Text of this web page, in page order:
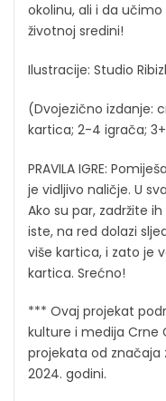
okolinu, ali i da
životnoj sredini!
Ilustracije: Studio
(Dvojezično izdanje:
kartica; 2-4 igrača;
PRAVILA IGRE:
je vidljivo naličje. U
Ako su par, zadržite
iste, na red dolazi
više kartica, i zato je
kartica. Srećno!
*** Ovaj projekat
kulture i medija Crne
projekata od značaja
2024. godini.